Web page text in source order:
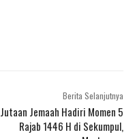
Berita Selanjutnya
Jutaan Jemaah Hadiri Momen 5
Rajab 1446 H di Sekumpul,